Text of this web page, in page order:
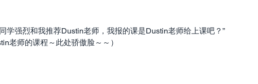
学强烈和我推荐Dustin老师，我报的课是Dustin老师给上课吧？”
老师的课程～此处骄傲脸～～）